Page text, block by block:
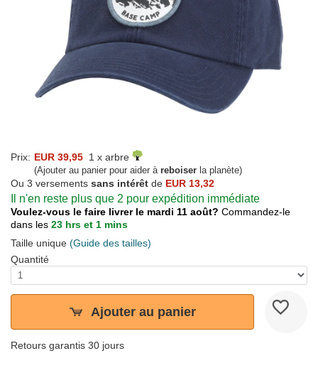
Prix: EUR 39,95 1 x arbre
(Ajouter au panier pour aider à reboiser la planète)
Ou 3 versements sans intérêt de EUR 13,32
Il n'en reste plus que 2 pour expédition immédiate
Voulez-vous le faire livrer le mardi 11 août? Commandez-le
dans les 23 hrs et 1 mins
Taille unique (Guide des tailles)
Quantité
Ajouter au panier
Retours garantis 30 jours